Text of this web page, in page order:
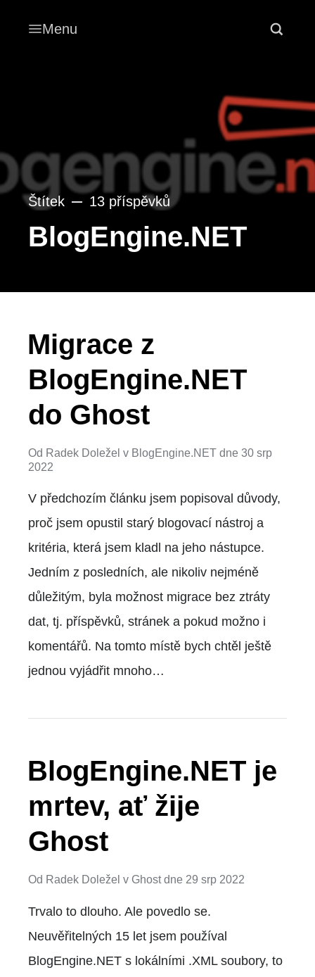
Menu
Štítek 13 příspěvků
BlogEngine.NET
Migrace z
BlogEngine.NET
do Ghost
Od Radek Doležel v BlogEngine.NET dne 30 srp
2022
V předchozím článku jsem popisoval důvody,
proč jsem opustil starý blogovací nástroj a
kritéria, která jsem kladl na jeho nástupce.
Jedním z posledních, ale nikoliv nejméně
důležitým, byla možnost migrace bez ztráty
dat, tj. příspěvků, stránek a pokud možno i
komentářů. Na tomto místě bych chtěl ještě
jednou vyjádřit mnoho…
BlogEngine.NET je
mrtev, ať žije
Ghost
Od Radek Doležel v Ghostdne 29 srp 2022
Trvalo to dlouho. Ale povedlo se.
Neuvěřitelných 15 let jsem používal
BlogEngine.NET s lokálními .XML soubory, to